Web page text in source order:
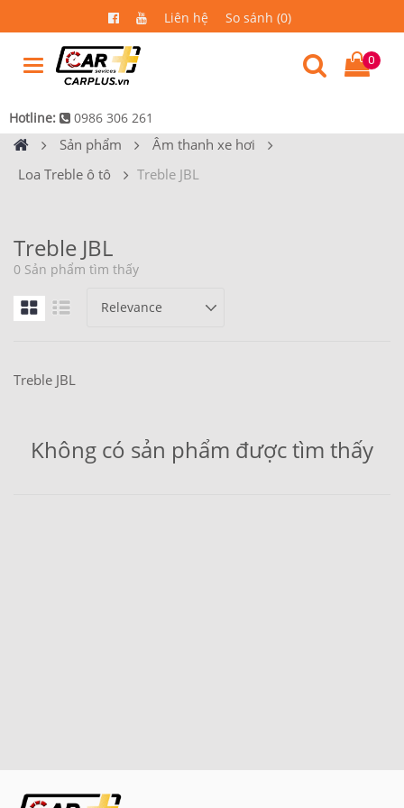
Liên hệ So sánh (0)
0
Hotline: 0986 306 261
Sản phẩm
Âm thanh xe hơi
Loa Treble ô tô
Treble JBL
Treble JBL
0 Sản phẩm tìm thấy
Treble JBL
Không có sản phẩm được tìm thấy